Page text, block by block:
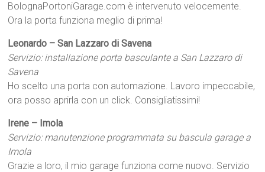
BolognaPortoniGarage.com è intervenuto velocemente.
Ora la porta funziona meglio di prima!
Leonardo – San Lazzaro di Savena
Servizio: installazione porta basculante a San Lazzaro di
Savena
Ho scelto una porta con automazione. Lavoro impeccabile,
ora posso aprirla con un click. Consigliatissimi!
Irene – Imola
Servizio: manutenzione programmata su bascula garage a
Imola
Grazie a loro, il mio garage funziona come nuovo. Servizio